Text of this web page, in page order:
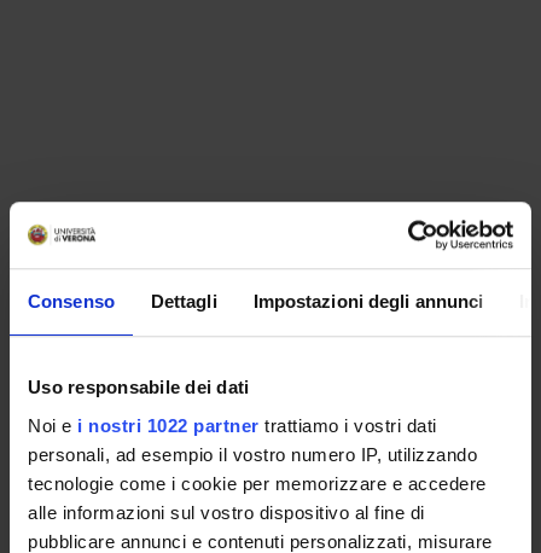
Consenso Dettagli Impostazioni degli annunci
Uso responsabile dei dati
Noi e i nostri 1022 partner trattiamo i vostri dati
personali, ad esempio il vostro numero IP, utilizzando
tecnologie come i cookie per memorizzare e accedere
alle informazioni sul vostro dispositivo al fine di
pubblicare annunci e contenuti personalizzati, misurare
GOVERNANCE
SERVIZI DI SEGRETERIA STUDENTI
STRUTTURE DEL DIPARTIMENTO